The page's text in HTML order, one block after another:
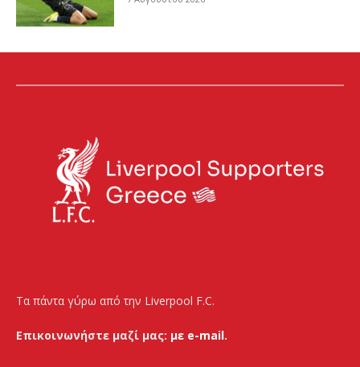
Τα πάντα γύρω από την Liverpool F.C.
Επικοινωνήστε μαζί μας: με e-mail.